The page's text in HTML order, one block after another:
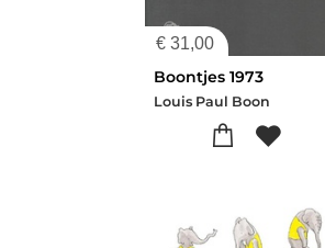
€ 31,00
Boontjes 1973
Louis Paul Boon